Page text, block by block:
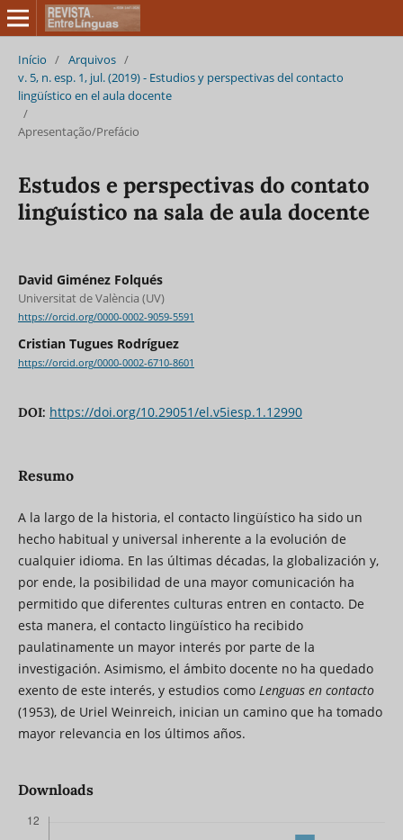
Início / Arquivos /
v. 5, n. esp. 1, jul. (2019) - Estudios y perspectivas del contacto
lingüístico en el aula docente
/
Apresentação/Prefácio
Estudos e perspectivas do contato
linguístico na sala de aula docente
David Giménez Folqués
Universitat de València (UV)
https://orcid.org/0000-0002-9059-5591
Cristian Tugues Rodríguez
https://orcid.org/0000-0002-6710-8601
DOI: https://doi.org/10.29051/el.v5iesp.1.12990
Resumo
A la largo de la historia, el contacto lingüístico ha sido un
hecho habitual y universal inherente a la evolución de
cualquier idioma. En las últimas décadas, la globalización y,
por ende, la posibilidad de una mayor comunicación ha
permitido que diferentes culturas entren en contacto. De
esta manera, el contacto lingüístico ha recibido
paulatinamente un mayor interés por parte de la
investigación. Asimismo, el ámbito docente no ha quedado
exento de este interés, y estudios como Lenguas en contacto
(1953), de Uriel Weinreich, inician un camino que ha tomado
mayor relevancia en los últimos años.
Downloads